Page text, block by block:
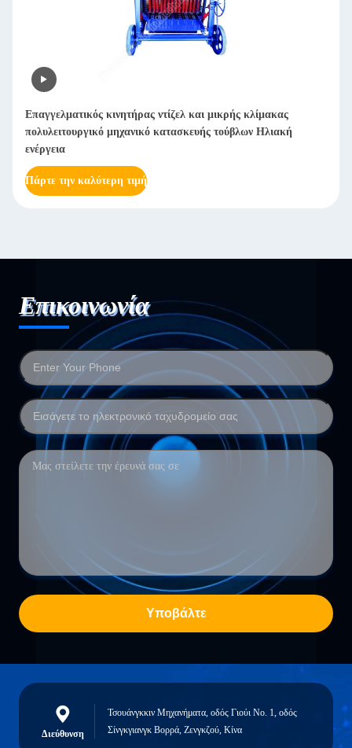
κλίμακας
Ηλιακή
Αυτόματη μηχανή γυάλωσης χαρτιού από
γυαλισμένο χαρτί από ανοξείδωτο χάλυβα
Πάρτε την καλύτερη τιμή
Επικοινωνία
Υποβάλτε
Διεύθυνση
Τσουάνγκκιν Μηχανήματα, οδός Γιούι Νο. 1, οδός
Σίνγκγιανγκ Βορρά, Ζενγκζού, Κίνα